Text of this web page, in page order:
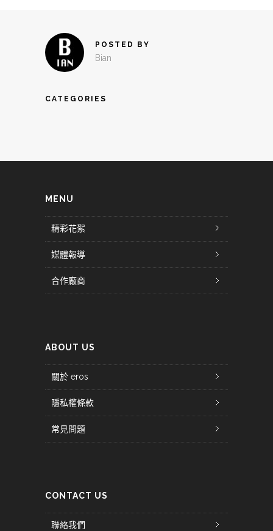
POSTED BY
Bian
CATEGORIES
MENU
精彩花絮
媒體報導
合作廠商
ABOUT US
關於 eros
隱私權條款
常見問題
CONTACT US
聯絡我們